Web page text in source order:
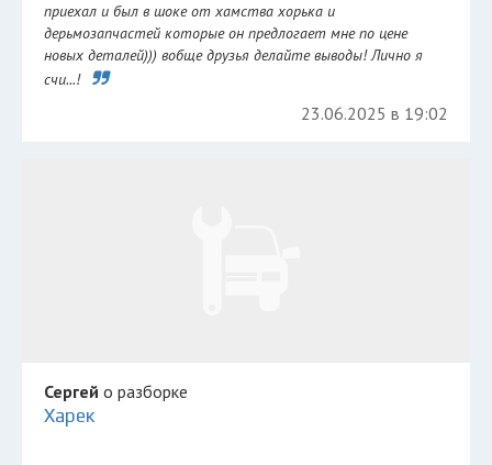
приехал и был в шоке от хамства хорька и
дерьмозапчастей которые он предлогает мне по цене
новых деталей))) вобще друзья делайте выводы! Лично я
счи...!
23.06.2025 в 19:02
Сергей о разборке
Харек